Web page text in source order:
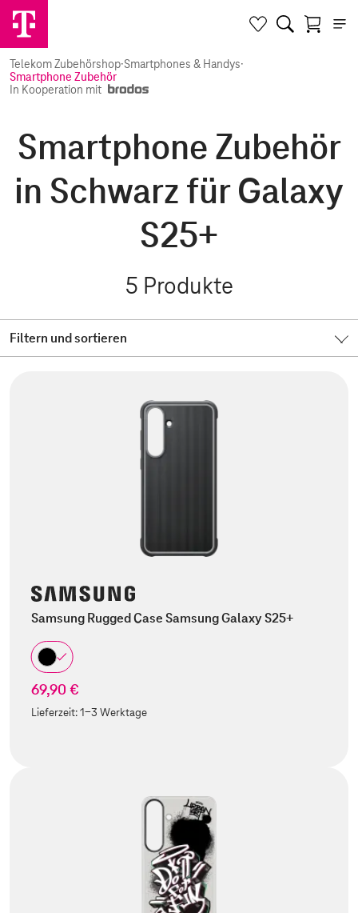
Telekom Zubehörshop·Smartphones & Handys·
Smartphone Zubehör
In Kooperation mit
Smartphone Zubehör
in Schwarz für Galaxy
S25+
5 Produkte
Filtern und sortieren
Samsung Rugged Case Samsung Galaxy S25+
69,90 €
Lieferzeit:1-3 Werktage